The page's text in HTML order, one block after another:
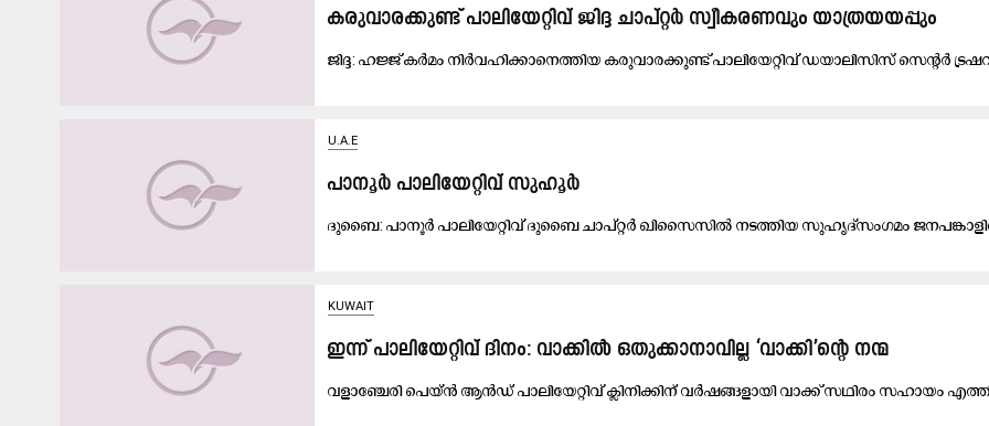
ക​രു​വാ​ര​ക്കു​ണ്ട് പാ​ലി​യേ​റ്റി​വ് ജി​ദ്ദ ചാ​പ്റ്റ​ർ സ്വീ​ക​ര​ണ​വും യാ​ത്ര​യ​യ​പ്പും
ജി​ദ്ദ: ഹ​ജ്ജ് ക​ർ​മം നി​ർ​വ​ഹി​ക്കാ​നെ​ത്തി​യ ക​രു​വാ​ര​ക്കു​ണ്ട് പാ​ലി​യേ​റ്റിവ് ഡ​യാ​ലി​സി​സ് സെ​ന്റ​ർ
U.A.E
പാ​നൂ​ർ പാ​ലി​യേ​റ്റി​വ് സു​ഹൂ​ർ
ദു​ബൈ: പാ​നൂ​ർ പാ​ലി​യേ​റ്റി​വ് ദു​ബൈ ചാ​പ്റ്റ​ർ ഖി​സൈ​സി​ൽ ന​ട​ത്തി​യ സു​ഹൃ​ദ്സം​ഗ​മം
KUWAIT
ഇന്ന് പാലിയേറ്റിവ് ദിനം: വാക്കിൽ ഒതുക്കാനാവില്ല ‘വാക്കി’ന്റെ നന്മ
വളാഞ്ചേരി പെയ്ൻ ആൻഡ് പാലിയേറ്റിവ് ക്ലിനിക്കിന് വർഷങ്ങളായി വാക്ക് സഥിരം സഹായം